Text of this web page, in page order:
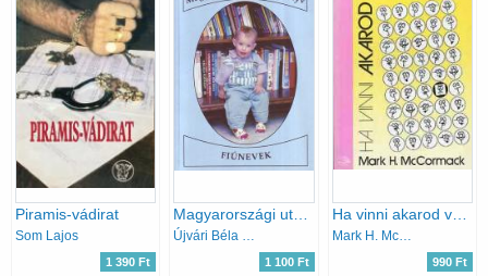
Piramis-vádirat
Som Lajos
1 390 Ft
Újvári Béla (szerk).
1 100 Ft
Ha vinni akarod valamire...
Mark H. McCormack
990 Ft